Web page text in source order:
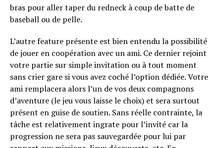
bras pour aller taper du redneck à coup de batte de
baseball ou de pelle.
L’autre feature présente est bien entendu la possibilité
de jouer en coopération avec un ami. Ce dernier rejoint
votre partie sur simple invitation ou à tout moment
sans crier gare si vous avez coché l’option dédiée. Votre
ami remplacera alors l’un de vos deux compagnons
d’aventure (le jeu vous laisse le choix) et sera surtout
présent en guise de soutien. Sans réelle contrainte, la
tâche est relativement ingrate pour l’invité car la
progression ne sera pas sauvegardée pour lui par